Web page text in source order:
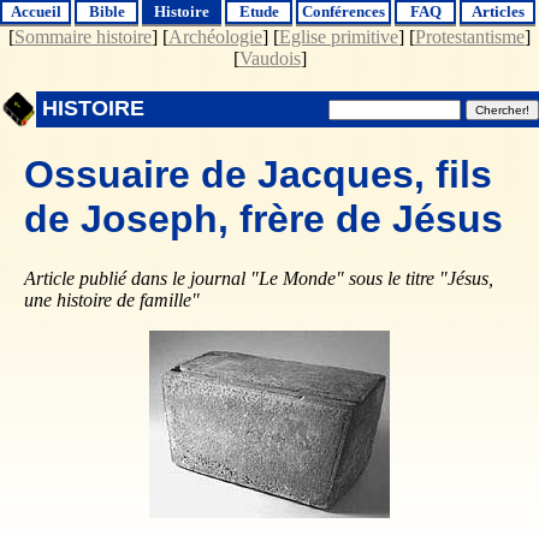
Accueil Bible Histoire Etude Conférences FAQ Articles
[Sommaire histoire] [Archéologie] [Eglise primitive] [Protestantisme]
[Vaudois]
HISTOIRE
Ossuaire de Jacques, fils
de Joseph, frère de Jésus
Article publié dans le journal "Le Monde" sous le titre "Jésus,
une histoire de famille"